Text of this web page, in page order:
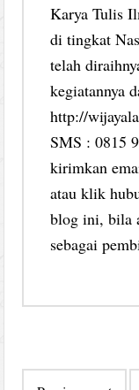
Karya Tulis
di tingkat
telah
kegiatannya
http://
SMS : 0815
kirimkan
atau klik
blog ini, bila
sebagai